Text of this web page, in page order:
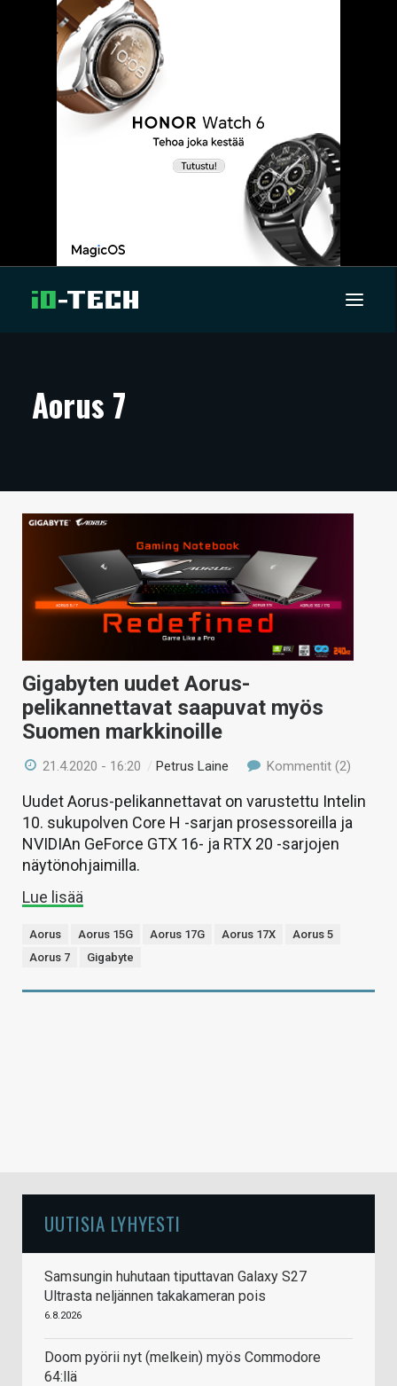
ARTIKKELIT
TECHBBS
TIETOA
HINTA.FI
KAUPPA
HAKU
Aorus 7
Gigabyten uudet Aorus-
pelikannettavat saapuvat myös
Suomen markkinoille
21.4.2020 - 16:20 /Petrus Laine Kommentit (2)
Uudet Aorus-pelikannettavat on varustettu Intelin
10. sukupolven Core H -sarjan prosessoreilla ja
NVIDIAn GeForce GTX 16- ja RTX 20 -sarjojen
näytönohjaimilla.
Lue lisää
Aorus Aorus 15G Aorus 17G Aorus 17X
Aorus 5
Aorus 7
Gigabyte
UUTISIA LYHYESTI
Samsungin huhutaan tiputtavan Galaxy S27
Ultrasta neljännen takakameran pois
6.8.2026
Doom pyörii nyt (melkein) myös Commodore
64:llä